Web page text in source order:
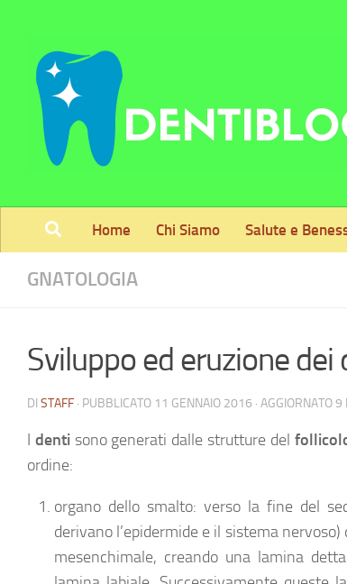
Home Chi Siamo Salute e
GNATOLOGIA
Sviluppo ed eruzione dei
DI STAFF · PUBBLICATO 11 GENNAIO 2016 · AGGIORNATO9
I denti sono generati dalle strutture del
ordine:
organo dello smalto: verso la fine del
derivano l’epidermide e il sistema
mesenchimale, creando una lamina detta